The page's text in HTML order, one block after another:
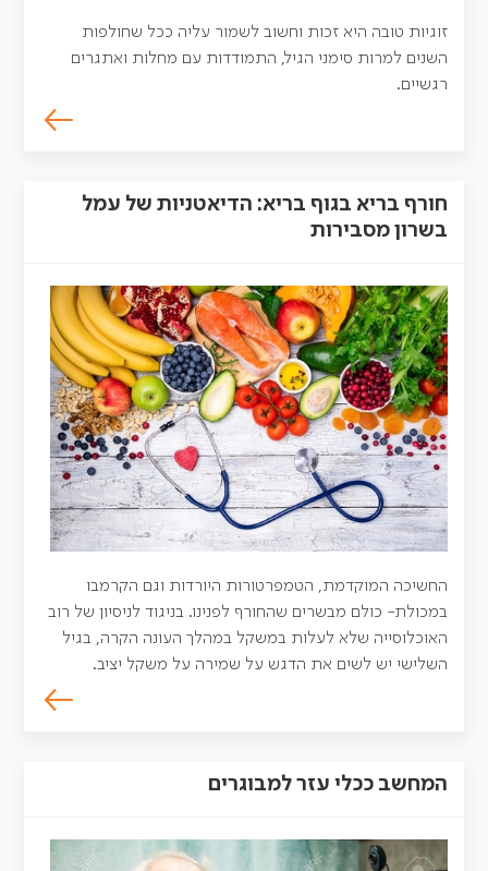
זוגיות טובה היא זכות וחשוב לשמור עליה ככל שחולפות
השנים למרות סימני הגיל, התמודדות עם מחלות ואתגרים
רגשיים.
חורף בריא בגוף בריא: הדיאטניות של עמל
בשרון מסבירות
החשיכה המוקדמת, הטמפרטורות היורדות וגם הקרמבו
במכולת- כולם מבשרים שהחורף לפנינו. בניגוד לניסיון של רוב
האוכלוסייה שלא לעלות במשקל במהלך העונה הקרה, בגיל
השלישי יש לשים את הדגש על שמירה על משקל יציב.
המחשב ככלי עזר למבוגרים